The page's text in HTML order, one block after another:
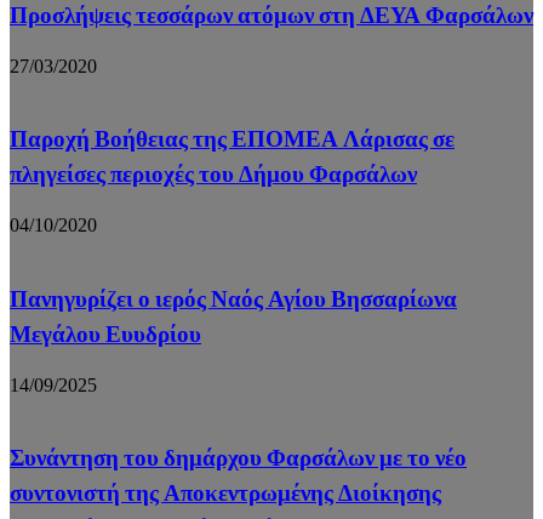
Προσλήψεις τεσσάρων ατόμων στη ΔΕΥΑ Φαρσάλων
27/03/2020
Παροχή Βοήθειας της ΕΠΟΜΕΑ Λάρισας σε
πληγείσες περιοχές του Δήμου Φαρσάλων
04/10/2020
Πανηγυρίζει ο ιερός Ναός Αγίου Βησσαρίωνα
Μεγάλου Ευυδρίου
14/09/2025
Συνάντηση του δημάρχου Φαρσάλων με το νέο
συντονιστή της Αποκεντρωμένης Διοίκησης